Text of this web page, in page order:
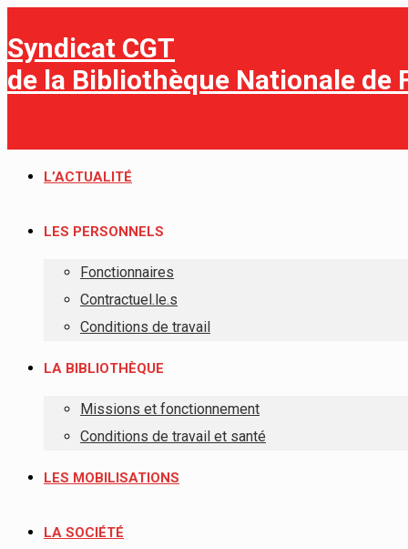
Syndicat CGT
de la Bibliothèque Nationale de
L’ACTUALITÉ
LES PERSONNELS
Fonctionnaires
Contractuel.le.s
Conditions de travail
LA BIBLIOTHÈQUE
Missions et fonctionnement
Conditions de travail et santé
LES MOBILISATIONS
LA SOCIÉTÉ